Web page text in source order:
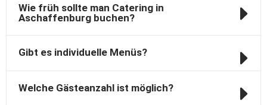
Wie früh sollte man Catering in
Aschaffenburg buchen?
Gibt es individuelle Menüs?
Welche Gästeanzahl ist möglich?